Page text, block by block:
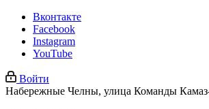
Вконтакте
Facebook
Instagram
YouTube
Войти
Набережные Челны, улица Команды